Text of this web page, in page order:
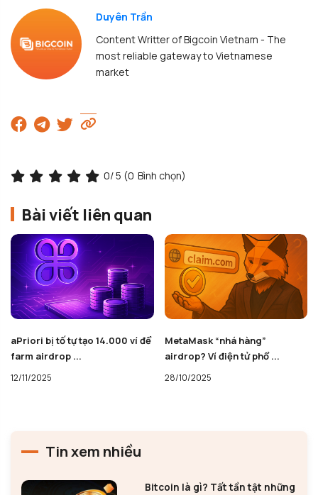
Duyên Trần
Content Writter of Bigcoin Vietnam - The
most reliable gateway to Vietnamese
market
0/ 5 (0 Bình chọn)
Bài viết liên quan
aPriori bị tố tự tạo 14.000 ví để
farm airdrop ...
12/11/2025
MetaMask “nhá hàng”
airdrop? Ví điện tử phổ ...
28/10/2025
Tin xem nhiều
Bitcoin là gì? Tất tần tật những